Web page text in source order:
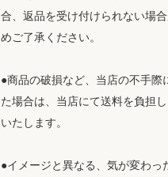
合、返品を受け付けられない場
めご了承ください。
●商品の破損など、当店の不手際
た場合は、当店にて送料を負担
いたします。
●イメージと異なる、気が変わっ